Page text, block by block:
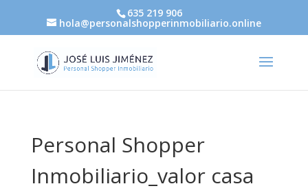
635 219 906
hola@personalshopperinmobiliario.online
Personal Shopper
Inmobiliario_valor casa